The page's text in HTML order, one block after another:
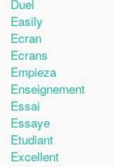
Duel
Easily
Ecran
Ecrans
Empieza
Enseignement
Essai
Essaye
Etudiant
Excellent